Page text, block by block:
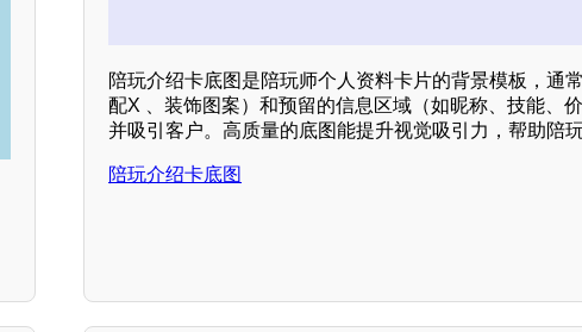
陪玩介绍卡底图是陪玩师个人资料卡片的背景模板，通
配X 、装饰图案）和预留的信息区域（如昵称、技能、
并吸引客户。高质量的底图能提升视觉吸引力，帮助陪
陪玩介绍卡底图